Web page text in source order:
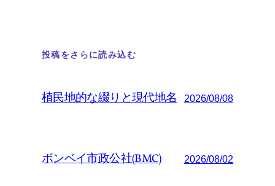
投稿をさらに読み込む
植民地的な綴りと現代地名 2026/08/08
ボンベイ市政公社(BMC) 2026/08/02